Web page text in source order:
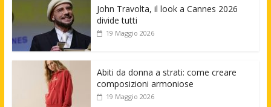
John Travolta, il look a Cannes 2026
divide tutti
19 Maggio 2026
Abiti da donna a strati: come creare
composizioni armoniose
19 Maggio 2026